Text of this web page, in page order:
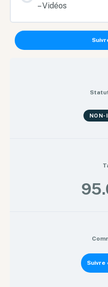
– Vidéos
NON-
Suivre